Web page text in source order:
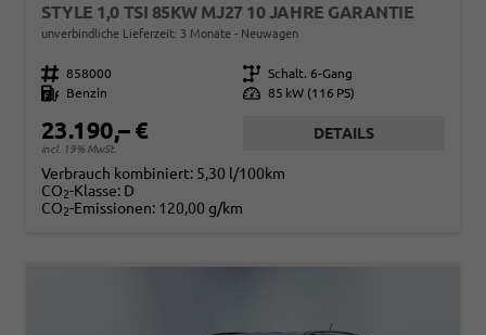
STYLE 1,0 TSI 85KW MJ27 10 JAHRE GARANTIE
unverbindliche Lieferzeit: 3 Monate Neuwagen
Fahrzeugnr. 858000 Getriebe Schalt. 6-Gang
Kraftstoff
Benzin Leistung 85 kW (116 PS)
23.190,– €
incl. 19% MwSt.
DETAILS
Verbrauch kombiniert: 5,30 l/100km
CO2-Klasse: D
CO2-Emissionen: 120,00 g/km